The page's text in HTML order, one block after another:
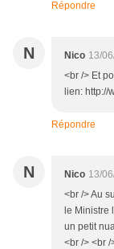
Répondre
N Nico 13/
<br /> Et
lien: http://
Répondre
N Nico 13/
<br /> Au
le Ministre
un petit
<br /> <br